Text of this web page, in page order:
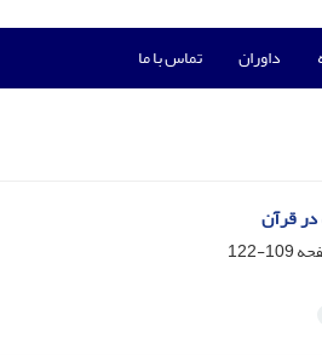
داوران تماس با ما
در قرآن
109-122